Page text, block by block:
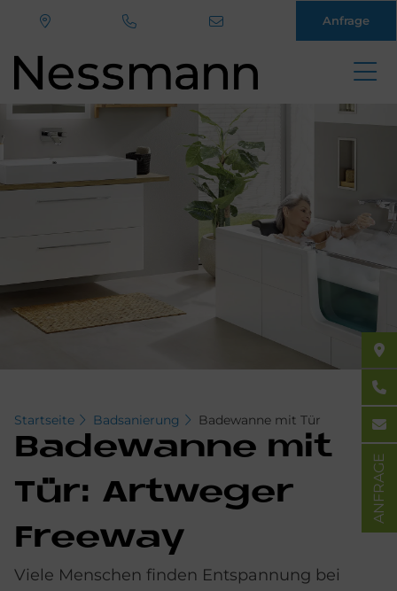
Direkt
Anfrage
Startseite Badsanierung Badewanne mit Tür
Ba­de­wan­ne mit
Tür: Art­we­ger
Free­way
Viele Menschen finden Entspannung bei
ANFRAGE